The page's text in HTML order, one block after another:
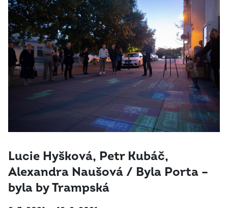
Lucie Hyšková, Petr Kubáč,
Alexandra Naušová / Byla Porta –
byla by Trampská